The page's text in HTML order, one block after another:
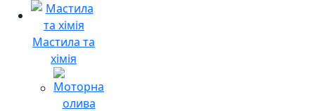
Мастила та
хімія